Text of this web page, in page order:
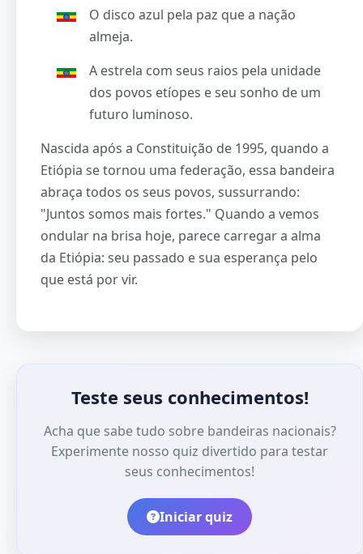
O disco azul pela paz que a nação
almeja.
A estrela com seus raios pela unidade
dos povos etíopes e seu sonho de um
futuro luminoso.
Nascida após a Constituição de 1995, quando a
Etiópia se tornou uma federação, essa bandeira
abraça todos os seus povos, sussurrando:
"Juntos somos mais fortes." Quando a vemos
ondular na brisa hoje, parece carregar a alma
da Etiópia: seu passado e sua esperança pelo
que está por vir.
Teste seus conhecimentos!
Acha que sabe tudo sobre bandeiras nacionais?
Experimente nosso quiz divertido para testar
seus conhecimentos!
Iniciar quiz